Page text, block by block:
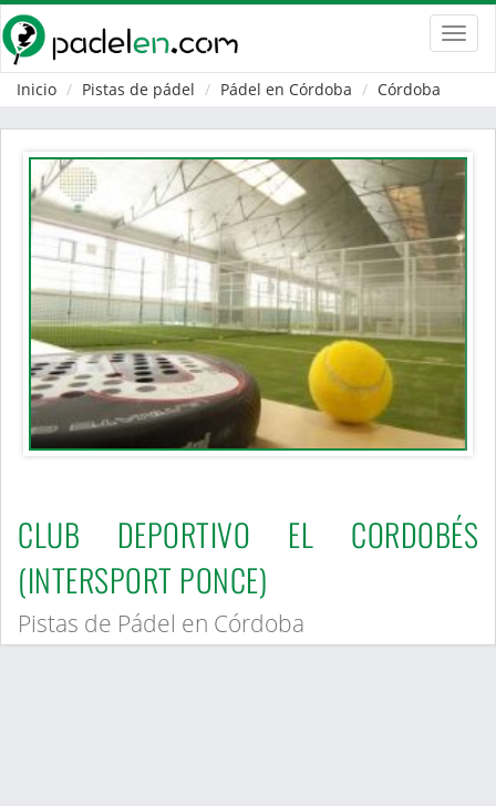
Inicio
Pistas de pádel Pádel en Córdoba Córdoba
CLUB DEPORTIVO EL CORDOBÉS
(INTERSPORT PONCE)
Pistas de Pádel en Córdoba